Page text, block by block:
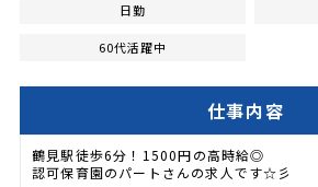
日勤
60代活躍中
仕事内容
鶴見駅徒歩6分！1500円の高時給◎
認可保育園のパートさんの求人です☆彡